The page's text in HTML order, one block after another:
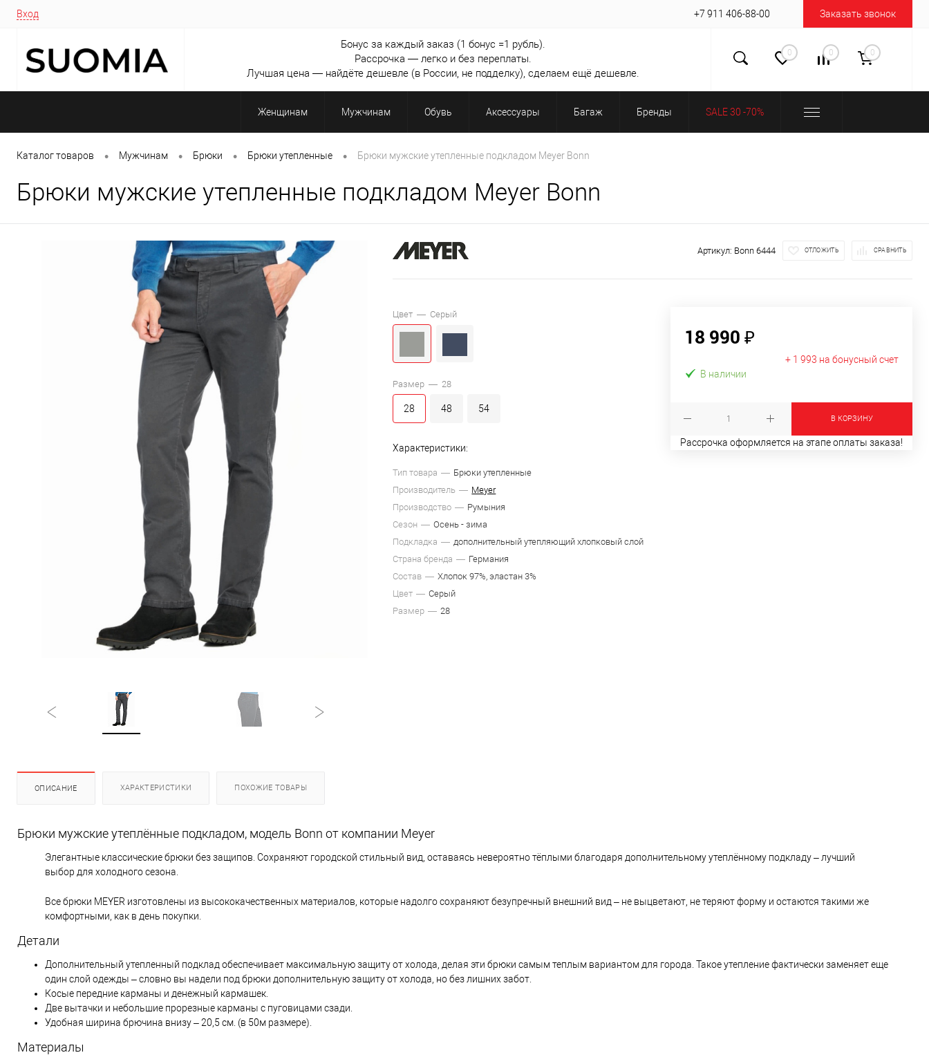
Вход +7 911 406-88-00 Заказать звонок
Бонус за каждый заказ (1 бонус =1 рубль).
Рассрочка — легко и без переплаты.
Лучшая цена — найдёте дешевле (в России, не подделку), сделаем ещё дешевле.
0 0 0
Женщинам Мужчинам Обувь Аксессуары Багаж Бренды SALE 30 -70%
Каталог товаров • Мужчинам • Брюки • Брюки утепленные • Брюки мужские утепленные подкладом Meyer Bonn
Брюки мужские утепленные подкладом Meyer Bonn
Артикул: Bonn 6444 ОТЛОЖИТЬ СРАВНИТЬ
Цвет — Серый
Размер —28
28 48 54
Характеристики:
Тип товара
Брюки утепленные
Производитель
Meyer
Производство
Румыния
Сезон
Осень - зима
Подкладка
дополнительный утепляющий хлопковый слой
Страна бренда
Германия
Состав
Хлопок 97%, эластан 3%
Цвет
Серый
Размер
28
18 990 ₽
+ 1 993 на бонусный счет
В наличии
В КОРЗИНУ
Рассрочка оформляется на этапе оплаты заказа!
ОПИСАНИЕ ХАРАКТЕРИСТИКИ ПОХОЖИЕ ТОВАРЫ
Брюки мужские утеплённые подкладом, модель Bonn от компании Meyer
Элегантные классические брюки без защипов. Сохраняют городской стильный вид, оставаясь невероятно тёплыми благодаря дополнительному утеплённому подкладу – лучший
выбор для холодного сезона.
Все брюки MEYER изготовлены из высококачественных материалов, которые надолго сохраняют безупречный внешний вид – не выцветают, не теряют форму и остаются такими же
комфортными, как в день покупки.
Детали
Дополнительный утепленный подклад обеспечивает максимальную защиту от холода, делая эти брюки самым теплым вариантом для города. Такое утепление фактически заменяет еще
один слой одежды – словно вы надели под брюки дополнительную защиту от холода, но без лишних забот.
Косые передние карманы и денежный кармашек.
Две вытачки и небольшие прорезные карманы с пуговицами сзади.
Удобная ширина брючина внизу – 20,5 см. (в 50м размере).
Материалы